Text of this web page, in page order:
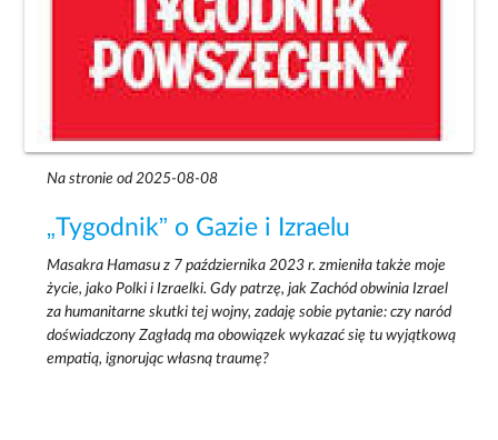
Na stronie od 2025-08-08
„Tygodnik” o Gazie i Izraelu
Masakra Hamasu z 7 października 2023 r. zmieniła także moje
życie, jako Polki i Izraelki. Gdy patrzę, jak Zachód obwinia Izrael
za humanitarne skutki tej wojny, zadaję sobie pytanie: czy naród
doświadczony Zagładą ma obowiązek wykazać się tu wyjątkową
empatią, ignorując własną traumę?